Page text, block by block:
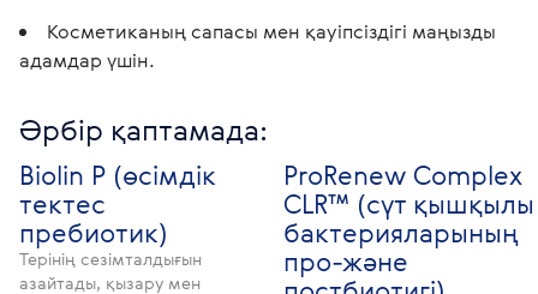
Косметиканың сапасы мен қауіпсіздігі маңызды
Әрбір қаптамада:
Biolin P (өсімдік
тектес
пребиотик)
Терінің сезімталдығын
азайтады, қызару мен
ProRenew Complex
CLR™ (сүт қышқылы
бактерияларының
про-және